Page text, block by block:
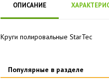
ОПИСАНИЕ
Круги полировальные StarTec
Популярные в разделе